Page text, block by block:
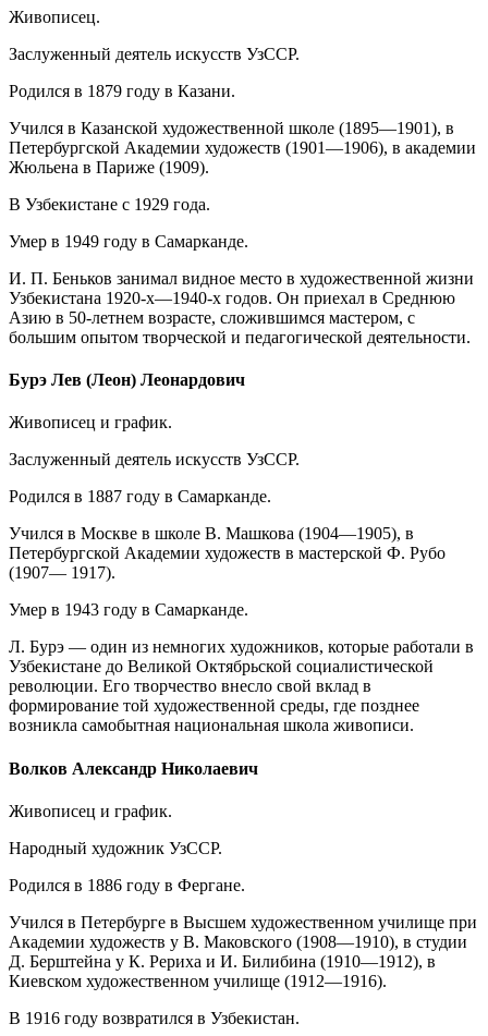
Живописец.
Заслуженный деятель искусств УзССР.
Родился в 1879 году в Казани.
Учился в Казанской художественной школе (1895—1901), в
Петербургской Академии художеств (1901—1906), в академии
Жюльена в Париже (1909).
В Узбекистане с 1929 года.
Умер в 1949 году в Самарканде.
И. П. Беньков занимал видное место в художественной жизни
Узбекистана 1920-х—1940-х годов. Он приехал в Среднюю
Азию в 50-летнем возрасте, сложившимся мастером, с
большим опытом творческой и педагогической деятельности.
Бурэ Лев (Леон) Леонардович
Живописец и график.
Заслуженный деятель искусств УзССР.
Родился в 1887 году в Самарканде.
Учился в Москве в школе В. Машкова (1904—1905), в
Петербургской Академии художеств в мастерской Ф. Рубо
(1907— 1917).
Умер в 1943 году в Самарканде.
Л. Бурэ — один из немногих художников, которые работали в
Узбекистане до Великой Октябрьской социалистической
революции. Его творчество внесло свой вклад в
формирование той художественной среды, где позднее
возникла самобытная национальная школа живописи.
Волков Александр Николаевич
Живописец и график.
Народный художник УзССР.
Родился в 1886 году в Фергане.
Учился в Петербурге в Высшем художественном училище при
Академии художеств у В. Маковского (1908—1910), в студии
Д. Берштейна у К. Рериха и И. Билибина (1910—1912), в
Киевском художественном училище (1912—1916).
В 1916 году возвратился в Узбекистан.